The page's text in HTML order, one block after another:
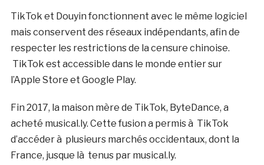
TikTok et Douyin fonctionnent avec le même logiciel
mais conservent des réseaux indépendants, afin de
respecter les restrictions de la censure chinoise.
TikTok est accessible dans le monde entier sur
l’Apple Store et Google Play.
Fin 2017, la maison mère de TikTok, ByteDance, a
acheté musical.ly. Cette fusion a permis à TikTok
d’accéder à plusieurs marchés occidentaux, dont la
France, jusque là tenus par musical.ly.